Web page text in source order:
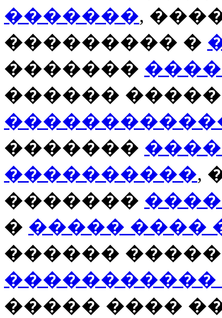
�������,
��������� �
�������
������
�������
����������,
�������
� ����� ����
������
����� ����